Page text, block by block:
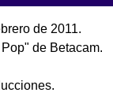
de 2011.
de Betacam.